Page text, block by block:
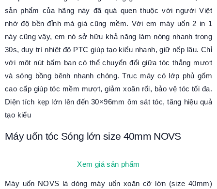
sản phẩm của hãng này đã quá quen thuộc với người Việt
nhờ độ bền đỉnh mà giá cũng mềm. Với em máy uốn 2 in 1
này cũng vậy, em nó sở hữu khả năng làm nóng nhanh trong
30s, duy trì nhiệt độ PTC giúp tạo kiểu nhanh, giữ nếp lâu. Chỉ
với một nút bấm bạn có thể chuyển đổi giữa tóc thẳng mượt
và sóng bồng bệnh nhanh chóng. Trục máy có lớp phủ gốm
cao cấp giúp tóc mềm mượt, giảm xoăn rối, bảo vệ tóc tối đa.
Diện tích kẹp lớn lên đến 30×96mm ôm sát tóc, tăng hiệu quả
tạo kiểu
Máy uốn tóc Sóng lớn size 40mm NOVS
Xem giá sản phẩm
Máy uốn NOVS là dòng máy uốn xoăn cỡ lớn (size 40mm)